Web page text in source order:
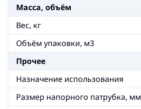
Масса, объём
Вес, кг
Объём упаковки, м3
Прочее
Назначение использования
Размер напорного патрубка, мм